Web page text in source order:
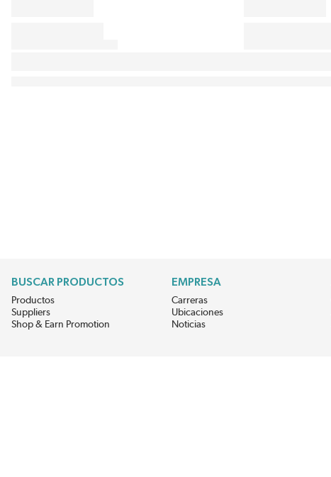
BUSCAR PRODUCTOS
Productos
Suppliers
Shop & Earn Promotion
EMPRESA
Carreras
Ubicaciones
Noticias